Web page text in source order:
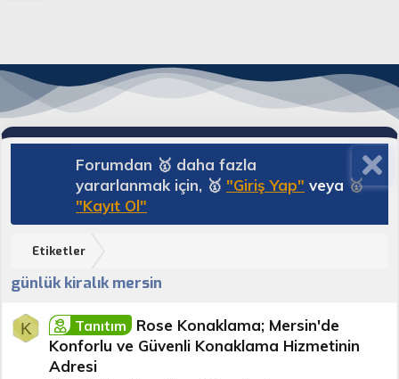
Forumdan 🥇 daha fazla
yararlanmak için, 🥇 "Giriş Yap" veya 🥇
"Kayıt Ol"
Etiketler
günlük kiralık mersin
K Tanıtım
Rose Konaklama; Mersin'de
Konforlu ve Güvenli Konaklama Hizmetinin
Adresi